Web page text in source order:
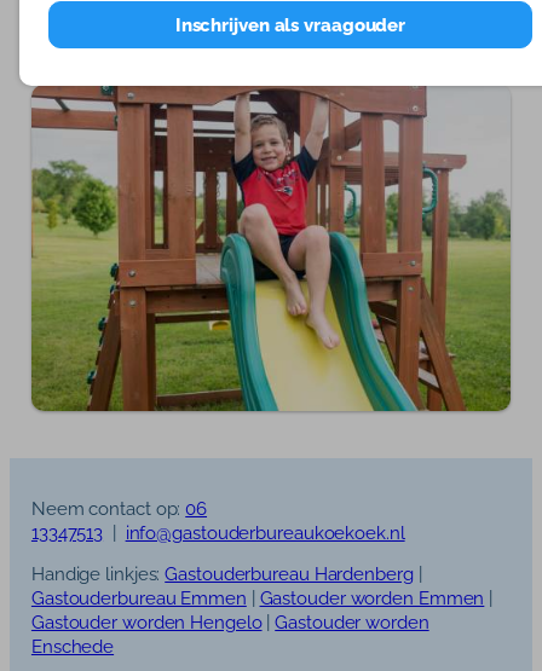
Focus Spelenderwijs Ontwikkelen
Neem contact op:06
13347513
info@gastouderbureaukoekoek.nl
Handige linkjes:Gastouderbureau Hardenberg|
Gastouderbureau Emmen
Gastouder worden Emmen
Gastouder worden Hengelo|Gastouder worden
Enschede
Inschrijven als vraagouder